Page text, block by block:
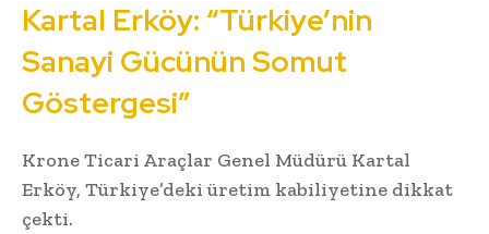
Kartal Erköy: “Türkiye’nin
Sanayi Gücünün Somut
Göstergesi”
Krone Ticari Araçlar Genel Müdürü Kartal
Erköy, Türkiye’deki üretim kabiliyetine dikkat
çekti.